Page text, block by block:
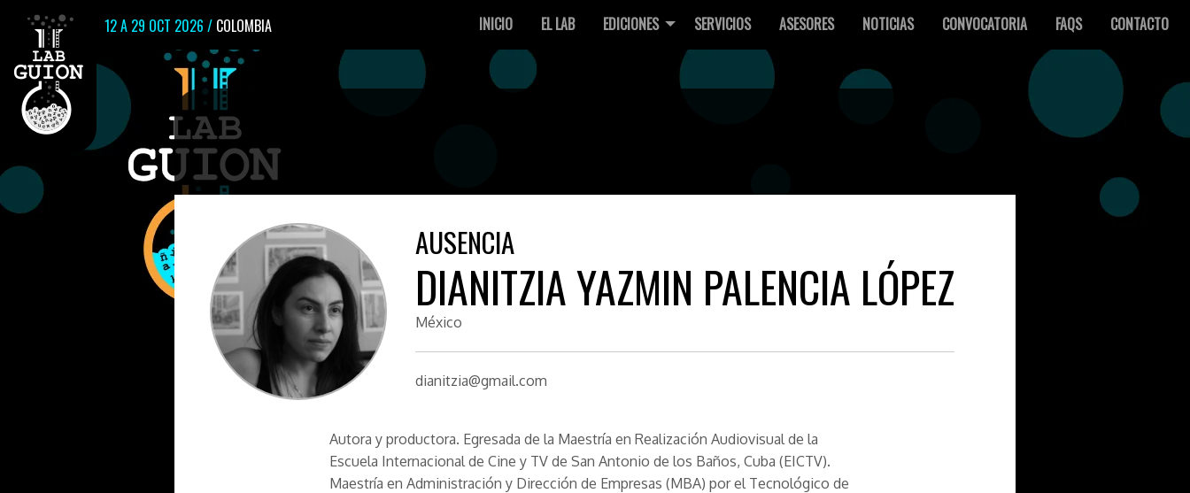
12 A 29 OCT 2026 / COLOMBIA INICIO EL LAB EDICIONES SERVICIOS ASESORES NOTICIAS CONVOCATORIA FAQS CONTACTO
AUSENCIA
DIANITZIA YAZMIN PALENCIA LÓPEZ
México
dianitzia@gmail.com
Autora y productora. Egresada de la Maestría en Realización Audiovisual de la
Escuela Internacional de Cine y TV de San Antonio de los Baños, Cuba (EICTV).
Maestría en Administración y Dirección de Empresas (MBA) por el Tecnológico de